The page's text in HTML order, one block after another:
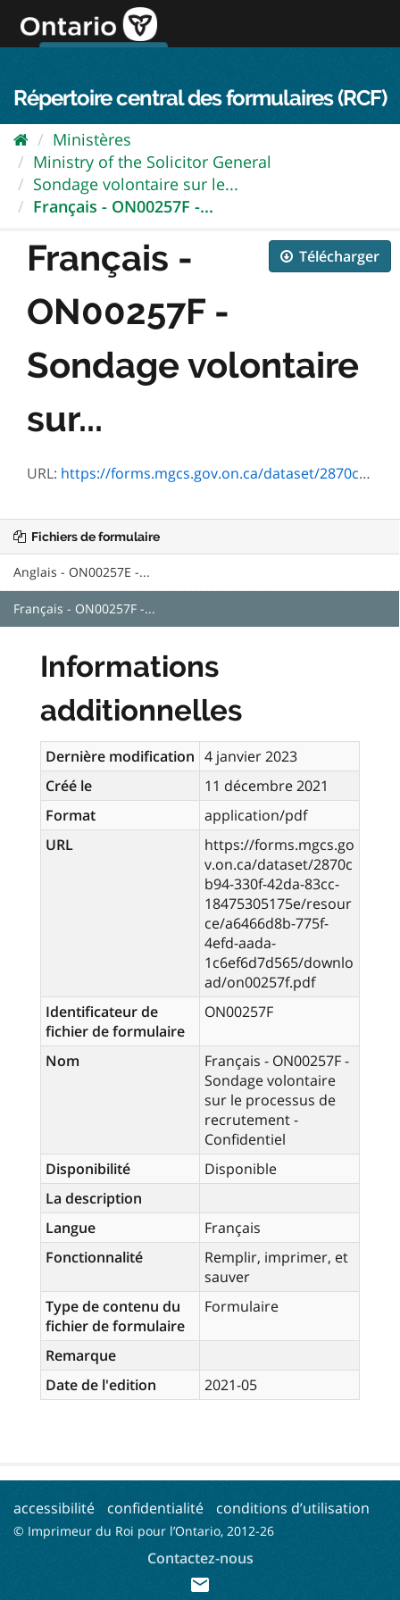
directement
au
Répertoire central des formulaires (RCF)
Ministères
Ministry of the Solicitor General
Sondage volontaire sur le...
Français - ON00257F -...
Télécharger
Français -
ON00257F -
Sondage volontaire
sur...
URL: https://forms.mgcs.gov.on.ca/dataset/2870cb94-330f-42da-83cc-18475305175e/resource/a6466d8b-775f-4efd-aada-1c6ef6d7d565/download/on00257f.pdf
Fichiers de formulaire
Anglais - ON00257E -...
Français - ON00257F -...
Informations
additionnelles
Dernière modification 4 janvier 2023
Créé le
11 décembre 2021
Format
application/pdf
URL
https://forms.mgcs.go
v.on.ca/dataset/2870c
b94-330f-42da-83cc-
18475305175e/resour
ce/a6466d8b-775f-
4efd-aada-
1c6ef6d7d565/downlo
ad/on00257f.pdf
Identificateur de
fichier de formulaire
ON00257F
Nom
Français - ON00257F -
Sondage volontaire
sur le processus de
recrutement -
Confidentiel
Disponibilité
Disponible
La description
Langue
Français
Fonctionnalité
Remplir, imprimer, et
sauver
Type de contenu du
fichier de formulaire
Formulaire
Remarque
Date de l'edition
2021-05
accessibilité confidentialité conditions d’utilisation
© Imprimeur du Roi pour l’Ontario, 2012-26
Contactez-nous
mail